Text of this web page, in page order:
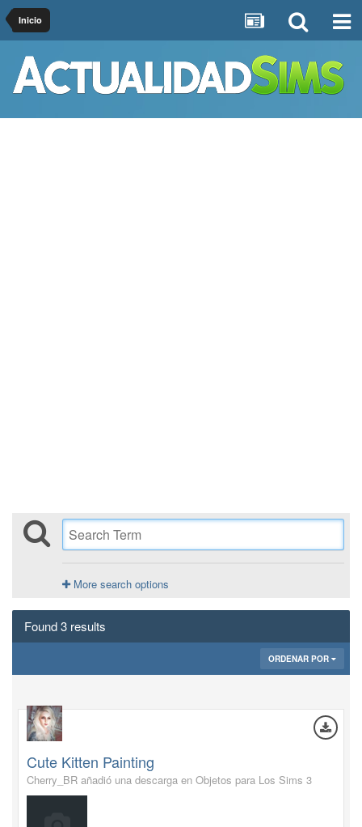
Inicio
More search options
Found 3 results
ORDENAR POR
Cute Kitten Painting
Cherry_BR añadió una descarga en Objetos para Los Sims 3